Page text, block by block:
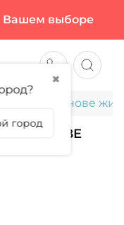
Вашем выборе
на основе
ОСНОВЕ
✖
город